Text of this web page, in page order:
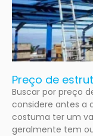
Preço de
Buscar por preço
considere antes a
costuma ter um
geralmente tem